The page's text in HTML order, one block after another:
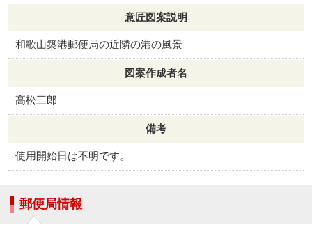
意匠図案説明
和歌山築港郵便局の近隣の港の風景
図案作成者名
高松三郎
備考
使用開始日は不明です。
郵便局情報